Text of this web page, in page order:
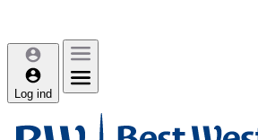
Log ind